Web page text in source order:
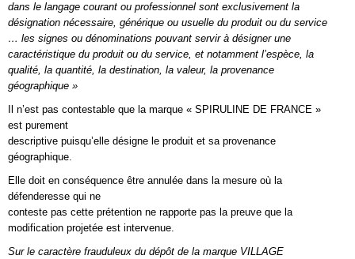
dans le langage courant ou professionnel sont exclusivement la
désignation nécessaire, générique ou usuelle du produit ou du service
… les signes ou dénominations pouvant servir à désigner une
caractéristique du produit ou du service, et notamment l’espèce, la
qualité, la quantité, la destination, la valeur, la provenance
géographique »
Il n’est pas contestable que la marque « SPIRULINE DE FRANCE »
est purement
descriptive puisqu’elle désigne le produit et sa provenance
géographique.
Elle doit en conséquence être annulée dans la mesure où la
défenderesse qui ne
conteste pas cette prétention ne rapporte pas la preuve que la
modification projetée est intervenue.
Sur le caractère frauduleux du dépôt de la marque VILLAGE